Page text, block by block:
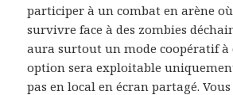
participer à un combat en arène
survivre face à des zombies
aura surtout un mode coopératif à
option sera exploitable
pas en local en écran partagé.